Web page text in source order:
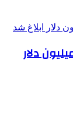
شرکت‌های دارویی تا سقف ۲۰۰ میلیون دلار